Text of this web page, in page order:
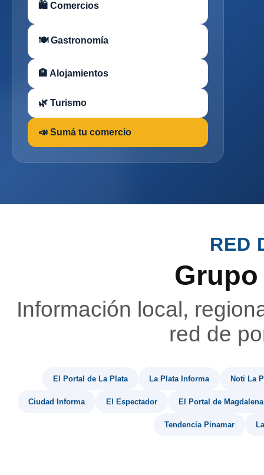
🛍 Comercios
🍽 Gastronomía
🏨 Alojamientos
🌿 Turismo
📣 Sumá tu comercio
RED
Información local,
red de
El Portal de La Plata La Plata Informa Noti La
Ciudad Informa El Espectador El Portal de Magdalena
Tendencia Pinamar